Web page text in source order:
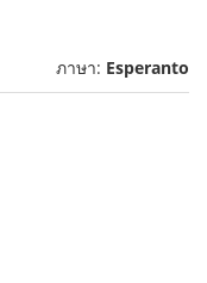
ภาษา: Esperanto